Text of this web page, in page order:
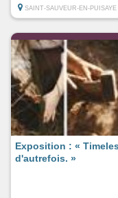
SAINT-SAUVEUR-EN-PUISAYE
Exposition : «
d'autrefois. »